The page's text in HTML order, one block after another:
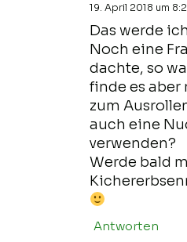
19. April 2018 um
Das werde ich
Noch eine
dachte, so
finde es aber
zum
auch eine
verwenden?
Werde bald
Antworten